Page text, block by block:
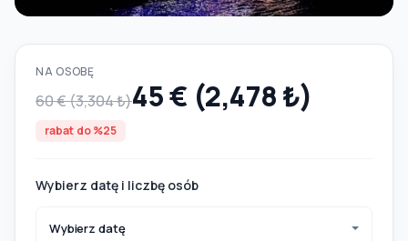
NA OSOBĘ
60 € (3,304 ₺)45 € (2,478 ₺)
rabat do %25
Wybierz datę i liczbę osób
Wybierz datę